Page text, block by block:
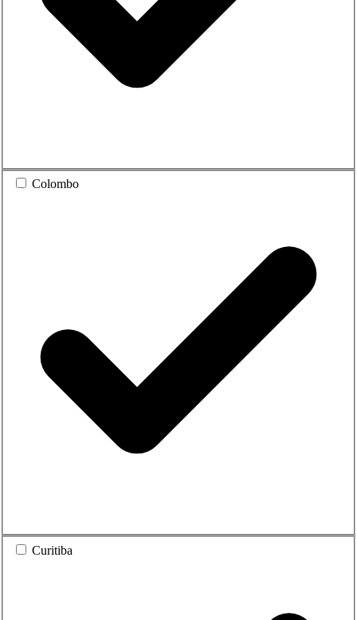
Colombo
Curitiba